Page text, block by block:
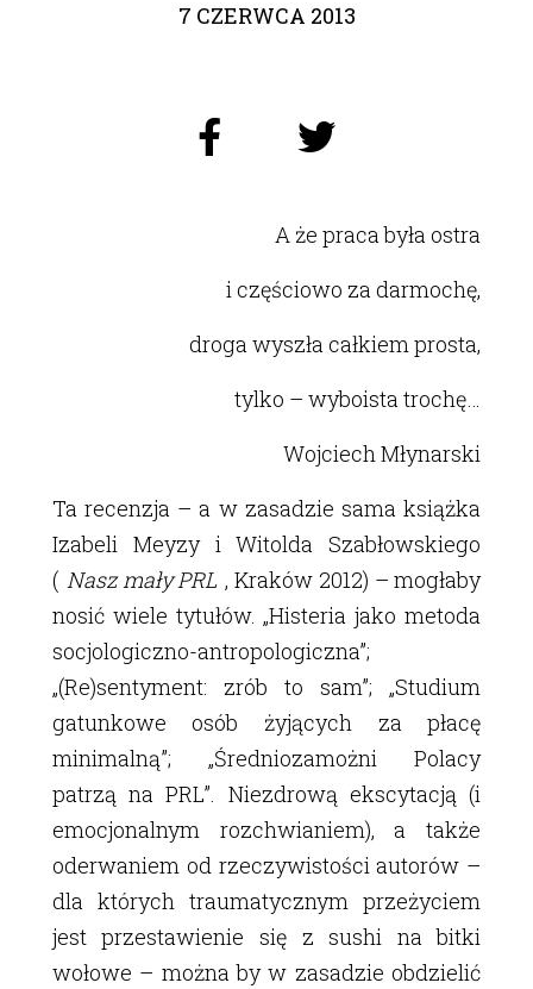
7 CZERWCA 2013
A że praca była ostra
i częściowo za darmochę,
droga wyszła całkiem prosta,
tylko – wyboista trochę…
Wojciech Młynarski
Ta recenzja – a w zasadzie sama książka
Izabeli Meyzy i Witolda Szabłowskiego
( Nasz mały PRL , Kraków 2012) – mogłaby
nosić wiele tytułów. „Histeria jako metoda
socjologiczno-antropologiczna”;
„(Re)sentyment: zrób to sam”; „Studium
gatunkowe osób żyjących za płacę
minimalną”; „Średniozamożni Polacy
patrzą na PRL”. Niezdrową ekscytacją (i
emocjonalnym rozchwianiem), a także
oderwaniem od rzeczywistości autorów –
dla których traumatycznym przeżyciem
jest przestawienie się z sushi na bitki
wołowe – można by w zasadzie obdzielić